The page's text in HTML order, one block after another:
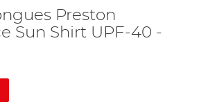
Preston
Sun Shirt UPF-40 -